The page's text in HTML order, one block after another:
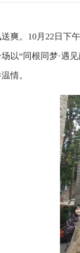
。10月22日下午
以“同根同梦·遇
情。